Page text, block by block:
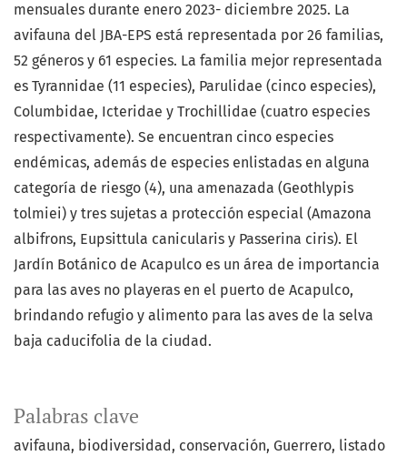
Palabras clave
avifauna biodiversidad conservación Guerrero listado
mensuales durante enero 2023- diciembre 2025. La
avifauna del JBA-EPS está representada por 26 familias,
52 géneros y 61 especies. La familia mejor representada
es Tyrannidae (11 especies), Parulidae (cinco especies),
Columbidae, Icteridae y Trochillidae (cuatro especies
respectivamente). Se encuentran cinco especies
endémicas, además de especies enlistadas en alguna
categoría de riesgo (4), una amenazada (Geothlypis
tolmiei) y tres sujetas a protección especial (Amazona
albifrons, Eupsittula canicularis y Passerina ciris). El
Jardín Botánico de Acapulco es un área de importancia
para las aves no playeras en el puerto de Acapulco,
brindando refugio y alimento para las aves de la selva
baja caducifolia de la ciudad.